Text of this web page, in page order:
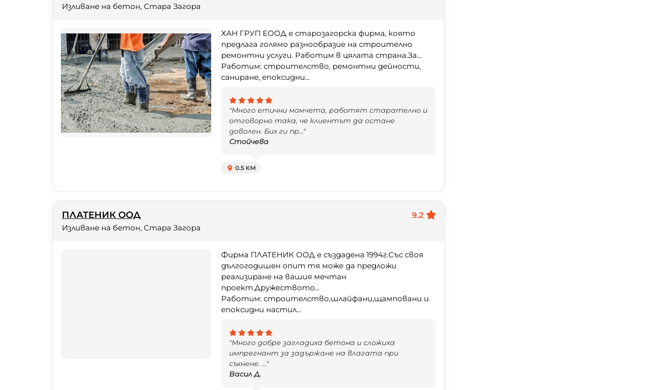
Изливане на бетон, Стара Загора
ХАН ГРУП ЕООД е старозагорска фирма, която
предлага голямо разнообразие на строително
ремонтни услуги. Работим в цялата страна.За...
Работим: строителство, ремонтни дейности,
саниране, епоксидни...
"Много етични момчета, работят старателно и
отговорно така, че клиентът да остане
доволен. Бих ги пр..."
Стойчева
0.5 KM
ПЛАТЕНИК ООД
9.2
Изливане на бетон, Стара Загора
Фирма ПЛАТЕНИК ООД е създадена 1994г.Със своя
дългогодишен опит тя може да предложи
реализиране на вашия мечтан
проект.Дружеството...
Работим: строителство,шлайфани,щамповани и
епоксидни настил...
"Много добре загладиха бетона и сложиха
импрегнант за задържане на влагата при
съхнене. ..."
Васил Д.